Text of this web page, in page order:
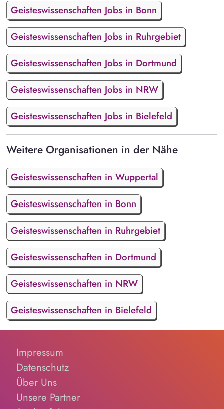
Geisteswissenschaften Jobs in Bonn
Geisteswissenschaften Jobs in Ruhrgebiet
Geisteswissenschaften Jobs in Dortmund
Geisteswissenschaften Jobs in NRW
Geisteswissenschaften Jobs in Bielefeld
Weitere Organisationen in der Nähe
Geisteswissenschaften in Wuppertal
Geisteswissenschaften in Bonn
Geisteswissenschaften in Ruhrgebiet
Geisteswissenschaften in Dortmund
Geisteswissenschaften in NRW
Geisteswissenschaften in Bielefeld
Impressum
Datenschutz
Über Uns
Unsere Partner